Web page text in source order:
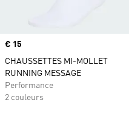
Prix
€ 15
CHAUSSETTES MI-MOLLET
RUNNING MESSAGE
Performance
2 couleurs